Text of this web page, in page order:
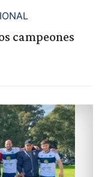
campeones